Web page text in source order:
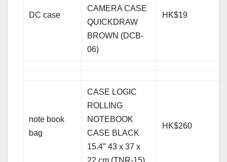
DC case
CAMERA CASE
QUICKDRAW
BROWN (DCB-
06)
HK$19
note book
bag
CASE LOGIC
ROLLING
NOTEBOOK
CASE BLACK
15.4″ 43 x 37 x
HK$260